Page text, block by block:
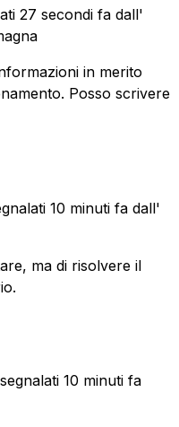
27 secondi fa dall'
in merito
Posso scrivere
10 minuti fa dall'
ma di risolvere il
10 minuti fa